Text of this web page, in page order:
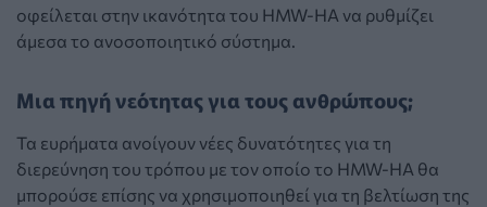
οφείλεται στην ικανότητα του HMW-HA να ρυθμίζει
άμεσα το ανοσοποιητικό σύστημα.
Μια πηγή νεότητας για τους ανθρώπους;
Τα ευρήματα ανοίγουν νέες δυνατότητες για τη
διερεύνηση του τρόπου με τον οποίο το HMW-HA θα
μπορούσε επίσης να χρησιμοποιηθεί για τη βελτίωση της